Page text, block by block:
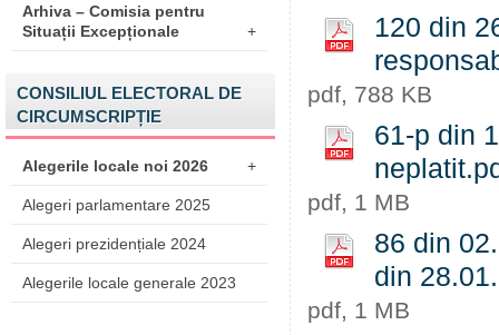
Arhiva – Comisia pentru
Situații Excepționale
+
CONSILIUL ELECTORAL DE
CIRCUMSCRIPȚIE
Alegerile locale noi 2026 +
Alegeri parlamentare 2025
Alegeri prezidențiale 2024
Alegerile locale generale 2023
120 din
pdf, 788 KB
61-p din
pdf, 1 MB
86 din
din
pdf, 1 MB